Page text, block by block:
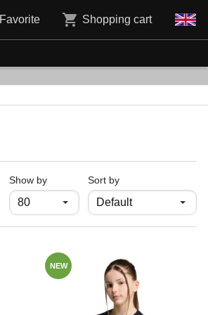
Favorite Shopping cart
Show byпродукти на страница
Sort by
NEW